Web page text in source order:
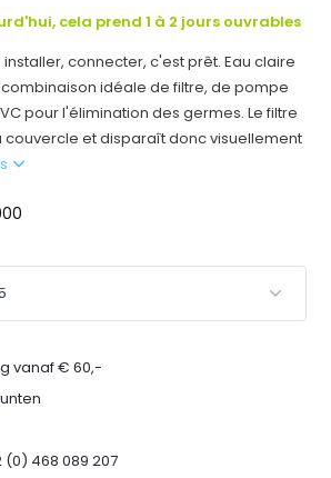
cela prend 1 à 2 jours ouvrables
connecter, c'est prêt. Eau claire
idéale de filtre, de pompe
pour l'élimination des germes. Le filtre
couvercle et disparaît donc visuellement
vanaf € 60,-
468 089 207